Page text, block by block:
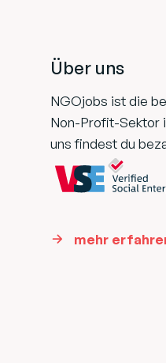
Über uns
NGOjobs ist die
Non-Profit-Sektor
uns findest du
mehr